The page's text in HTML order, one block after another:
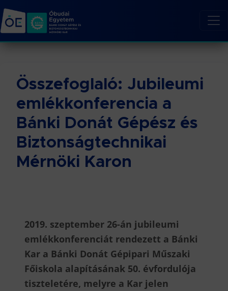
Összefoglaló: Jubileumi
emlékkonferencia a
Bánki Donát Gépész és
Biztonságtechnikai
Mérnöki Karon
2019. szeptember 26-án jubileumi
emlékkonferenciát rendezett a Bánki
Kar a Bánki Donát Gépipari Műszaki
Főiskola alapításának 50. évfordulója
tiszteletére, melyre a Kar jelen